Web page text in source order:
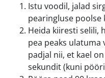
Istu voodil, jalad
pearingluse poolse
Heida kiiresti selili,
pea peaks ulatuma
padjal nii, et kael
sekundit (kuni